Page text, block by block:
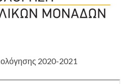
2020-2021